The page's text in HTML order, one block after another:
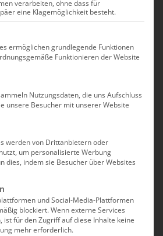
Ergebnisse gefunden.
Such-
abonnieren
verarbeiten, ohne dass für
eine Klagemöglichkeit besteht.
der Service-Gruppen, für die
ermöglichen grundlegende Funktionen
Funktionieren der Website
Nutzungsdaten, die uns Aufschluss
unsere Besucher mit unserer Website
werden von Drittanbietern oder
um personalisierte Werbung
dies, indem sie Besucher über Websites
und Social-Media-Plattformen
blockiert. Wenn externe Services
ist für den Zugriff auf diese Inhalte keine
mehr erforderlich.